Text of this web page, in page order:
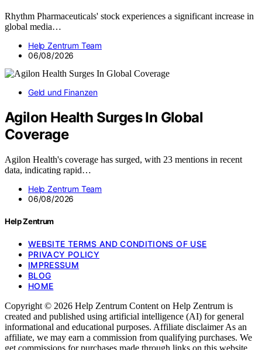
Rhythm Pharmaceuticals' stock experiences a significant increase in
global media…
Help Zentrum Team
06/08/2026
Geld und Finanzen
Agilon Health Surges In Global
Coverage
Agilon Health's coverage has surged, with 23 mentions in recent
data, indicating rapid…
Help Zentrum Team
06/08/2026
Help Zentrum
WEBSITE TERMS AND CONDITIONS OF USE
PRIVACY POLICY
IMPRESSUM
BLOG
HOME
Copyright © 2026 Help Zentrum Content on Help Zentrum is
created and published using artificial intelligence (AI) for general
informational and educational purposes. Affiliate disclaimer As an
affiliate, we may earn a commission from qualifying purchases. We
get commissions for purchases made through links on this website